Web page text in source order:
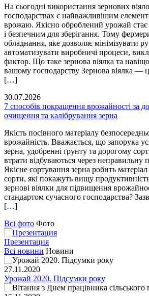
На сьогодні використання зернових
господарствах є найважливішим
врожаю. Якісно оброблений урожай
і безпечним для зберігання. Тому
обладнання, яке дозволяє мінімізувати
автоматизувати виробничі процеси,
фактор. Що таке зернова віялка та
вашому господарству Зернова віялка —
[…]
30.07.2026
7 способів покращення врожайності за
очищення та калібрування зерна
Якість посівного матеріалу
врожайність. Вважається, що запорука
зерна, удобренні ґрунту та дорогому
втрати відбуваються через неправильну
Якісне сортування зерна робить
сорти, які покажуть вищу
зернові віялки для підвищення
стандартом сучасного господарства?
[…]
Всі фото Фото
Презентация
Всі новини Новини
27.11.2020
Урожай 2020. Підсумки року